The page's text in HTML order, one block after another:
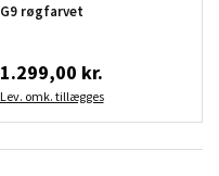
G9 røgfarvet
1.299,00 kr.
Lev. omk. tillægges